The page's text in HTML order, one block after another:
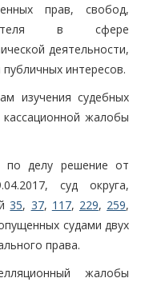
прав, свобод,
в сфере
деятельности,
интересов.
изучения судебных
жалобы
по делу решение от
суд округа,
35, 37, 117, 229, 259,
судами двух
права.
жалобы